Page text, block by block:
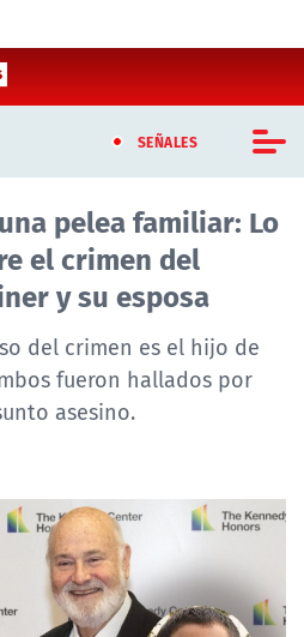
SEÑALES
pelea familiar: Lo
el crimen del
y su esposa
del crimen es el hijo de
fueron hallados por
asesino.